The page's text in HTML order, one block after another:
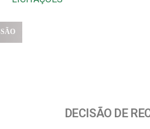
DECISÃO DE